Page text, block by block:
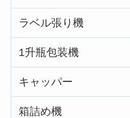
ラベル張り機
1升瓶包装機
キャッパー
箱詰め機